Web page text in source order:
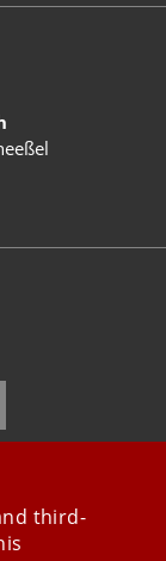
third-